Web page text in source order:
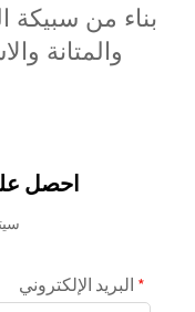
بناء من سبيكة
والمتانة
احصل
البريد الإلكتروني